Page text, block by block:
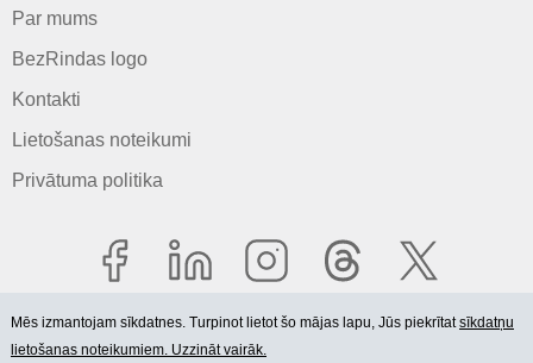
Par mums
BezRindas logo
Kontakti
Lietošanas noteikumi
Privātuma politika
Mēs izmantojam sīkdatnes. Turpinot lietot šo mājas lapu, Jūs piekrītatsīkdatņu
lietošanas noteikumiem. Uzzināt vairāk.